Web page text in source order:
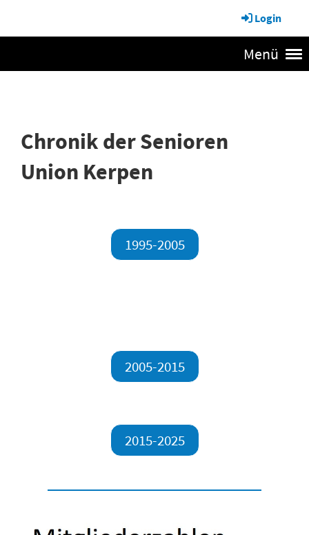
Login
Menü
Chronik der Senioren
Union Kerpen
1995-2005
2005-2015
2015-2025